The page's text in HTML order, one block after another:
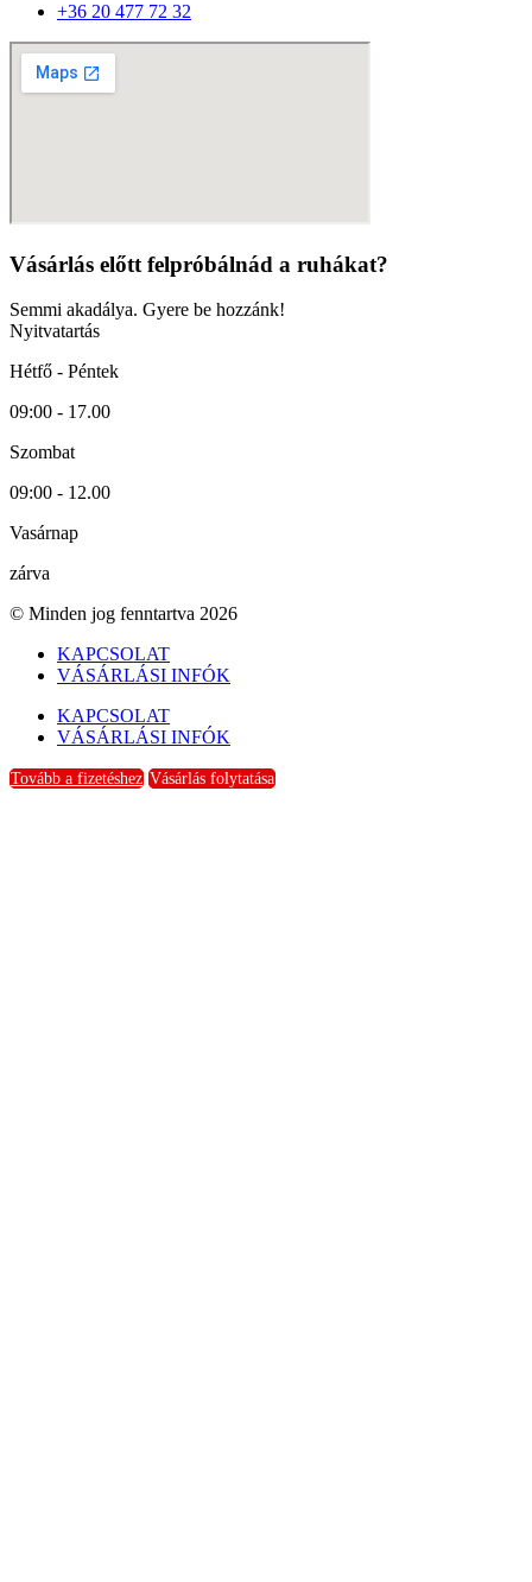
+36 20 477 72 32
Vásárlás előtt felpróbálnád a ruhákat?
Semmi akadálya. Gyere be hozzánk!
Nyitvatartás
Hétfő - Péntek
09:00 - 17.00
Szombat
09:00 - 12.00
Vasárnap
zárva
© Minden jog fenntartva 2026
KAPCSOLAT
VÁSÁRLÁSI INFÓK
KAPCSOLAT
VÁSÁRLÁSI INFÓK
Tovább a fizetéshez Vásárlás folytatása